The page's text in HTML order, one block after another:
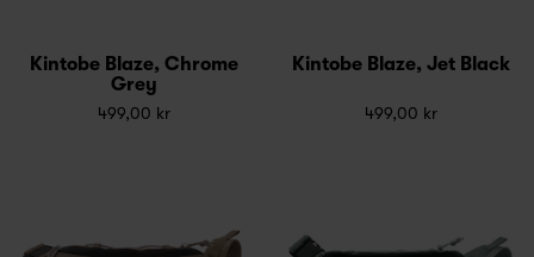
Kintobe Blaze, Chrome
Grey
499,00 kr
Kintobe Blaze, Jet Black
499,00 kr